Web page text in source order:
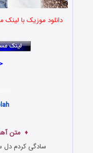
دانلود موزیک با
♦ متن
سادگی کردم دل